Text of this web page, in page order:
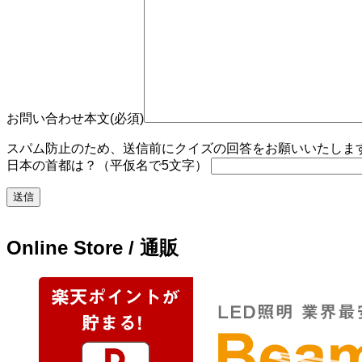
お問い合わせ本文(必須)
スパム防止のため、送信前にクイズの回答をお願いいたしま
日本の首都は？（平仮名で5文字）
Online Store / 通販